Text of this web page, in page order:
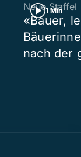
1 Min
Neue Staffel
«Bauer,
nach der